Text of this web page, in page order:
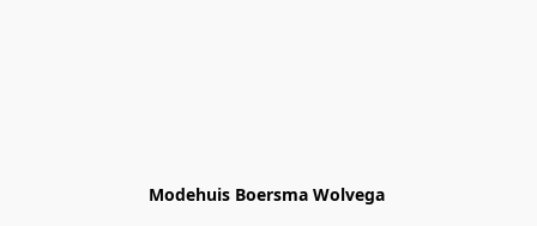
Modehuis Boersma Wolvega